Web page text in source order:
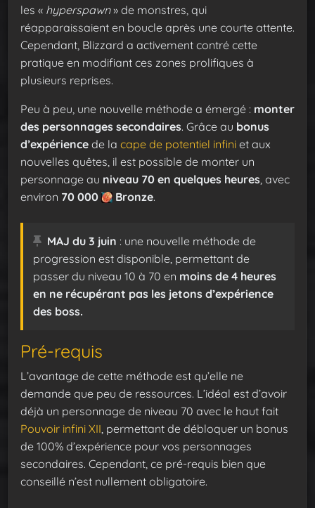
les « hyperspawn» de monstres, qui
réapparaissaient en boucle après une courte attente.
Cependant, Blizzard a activement contré cette
pratique en modifiant ces zones prolifiques à
plusieurs reprises.
Peu à peu, une nouvelle méthode a émergé : monter
des personnages secondaires. Grâce au bonus
d’expérience de la cape de potentiel infini et aux
nouvelles quêtes, il est possible de monter un
personnage au niveau 70 en quelques heures , avec
environ 70 000 Bronze.
MAJ du 3 juin : une nouvelle méthode de
progression est disponible, permettant de
passer du niveau 10 à 70 en moins de 4 heures
en ne récupérant pas les jetons d’expérience
des boss.
Pré-requis
L’avantage de cette méthode est qu’elle ne
demande que peu de ressources. L’idéal est d’avoir
déjà un personnage de niveau 70 avec le haut fait
Pouvoir infini XII , permettant de débloquer un bonus
de 100% d’expérience pour vos personnages
secondaires. Cependant, ce pré-requis bien que
conseillé n’est nullement obligatoire.